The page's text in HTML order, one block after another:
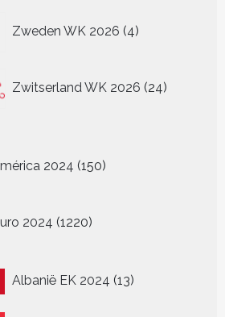
Zweden WK 2026 4
producten
Zwitserland WK 2026 24
producten
2024 150
producten
2024 1220
producten
Albanië EK 2024 1313